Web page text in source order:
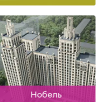
Нобель